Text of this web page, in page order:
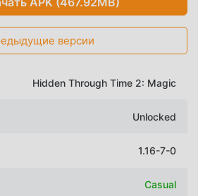
версии
Hidden Through Time 2: Magic
Unlocked
1.16-7-0
Casual